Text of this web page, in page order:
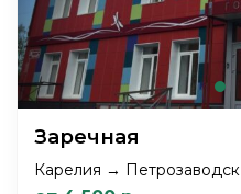
Заречная
Карелия → Петрозаводск